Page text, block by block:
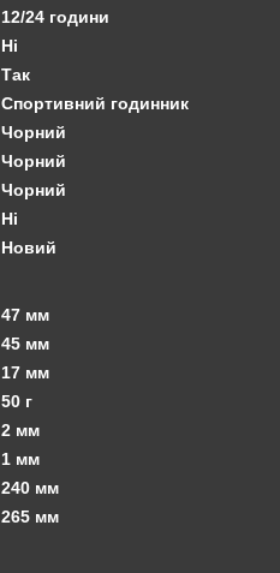
12/24 години
Ні
Так
Спортивний годинник
Чорний
Чорний
Чорний
Ні
Новий
47 мм
45 мм
17 мм
50 г
2 мм
1 мм
240 мм
265 мм